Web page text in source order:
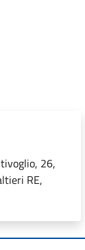
26,
RE,